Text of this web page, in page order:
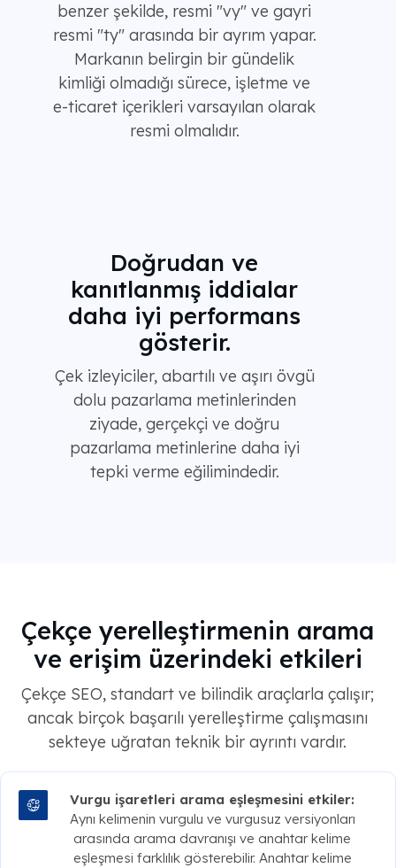
benzer şekilde, resmi "vy" ve gayri
resmi "ty" arasında bir ayrım yapar.
Markanın belirgin bir gündelik
kimliği olmadığı sürece, işletme ve
e-ticaret içerikleri varsayılan olarak
resmi olmalıdır.
Doğrudan ve
kanıtlanmış iddialar
daha iyi performans
gösterir.
Çek izleyiciler, abartılı ve aşırı övgü
dolu pazarlama metinlerinden
ziyade, gerçekçi ve doğru
pazarlama metinlerine daha iyi
tepki verme eğilimindedir.
Çekçe yerelleştirmenin arama
ve erişim üzerindeki etkileri
Çekçe SEO, standart ve bilindik araçlarla çalışır;
ancak birçok başarılı yerelleştirme çalışmasını
sekteye uğratan teknik bir ayrıntı vardır.
Vurgu işaretleri arama eşleşmesini etkiler:
Aynı kelimenin vurgulu ve vurgusuz versiyonları
arasında arama davranışı ve anahtar kelime
eşleşmesi farklılık gösterebilir. Anahtar kelime